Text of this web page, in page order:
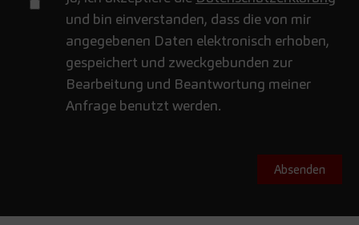
und bin einverstanden, dass die von mir
angegebenen Daten elektronisch erhoben,
gespeichert und zweckgebunden zur
Bearbeitung und Beantwortung meiner
Anfrage benutzt werden.